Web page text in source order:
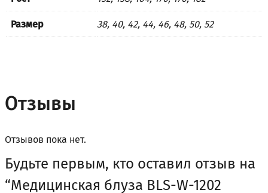
Размер 38, 40, 42, 44, 46, 48, 50, 52
Отзывы
Отзывов пока нет.
Будьте первым, кто оставил отзыв на
“Медицинская блуза BLS-W-1202